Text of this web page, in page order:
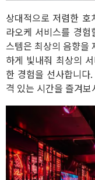
상대적으로 저렴한
라오케 서비스를 경
스템은 최상의 음향을
하게 빛내줘 최상의
한 경험을 선사합니다
격 있는 시간을 즐겨